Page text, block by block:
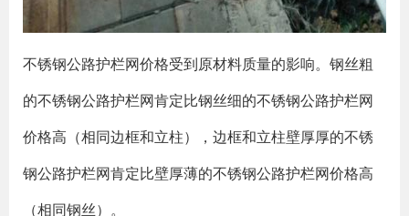
不锈钢公路护栏网价格受到原材料质量的影响。钢丝粗
的不锈钢公路护栏网肯定比钢丝细的不锈钢公路护栏网
价格高（相同边框和立柱），边框和立柱壁厚厚的不锈
钢公路护栏网肯定比壁厚薄的不锈钢公路护栏网价格高
（相同钢丝）。